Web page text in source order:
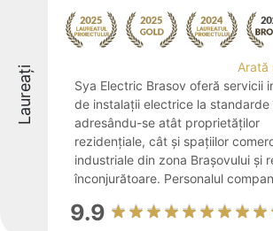
Laureați
Arată
Sya Electric Brasov oferă servicii
de instalații electrice la standarde
adresându-se atât proprietăților
rezidențiale, cât și spațiilor
industriale din zona Brașovului și
înconjurătoare. Personalul
9.9